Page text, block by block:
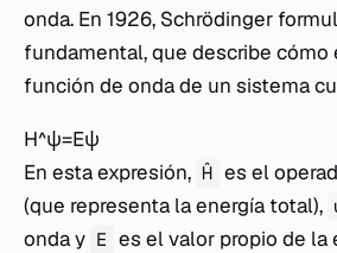
onda. En 1926, Schrödinger
fundamental, que describe cómo
función de onda de un sistema
H^ψ=Eψ
En esta expresión, Ĥ es el
(que representa la energía total),
onda y E es el valor propio de la